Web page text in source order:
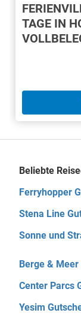
TAGE IN
Beliebte
Ferryhopper
Stena Line
Sonne und
Berge &
Center Parcs
Yesim